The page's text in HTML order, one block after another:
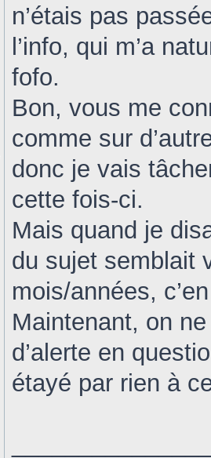
n’étais pas
l’info, qui m’a
fofo.
Bon, vous me
comme sur
donc je vais
cette fois-ci.
Mais quand je
du sujet semblait
mois/années,
Maintenant, on
d’alerte en
étayé par rien à